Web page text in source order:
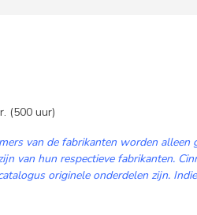
(500 uur)
van de fabrikanten worden alleen
van hun respectieve fabrikanten.
originele onderdelen zijn.